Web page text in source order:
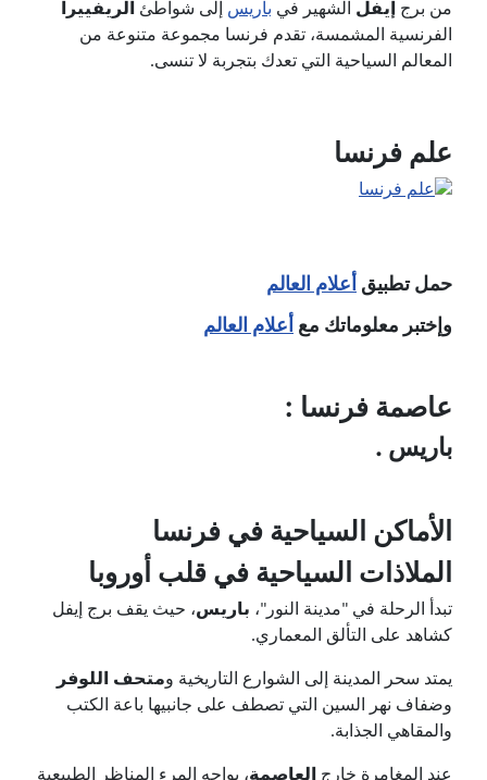
من برج إيفل الشهير في باريس إلى شواطئ
الريفييرا
الفرنسية المشمسة، تقدم فرنسا مجموعة متنوعة من
المعالم السياحية التي تعدك بتجربة لا تنسى.
علم فرنسا
حمل تطبيق أعلام العالم
وإختبر معلوماتك مع أعلام العالم
عاصمة فرنسا :
باريس .
الأماكن السياحية في فرنسا
الملاذات السياحية في قلب أوروبا
تبدأ الرحلة في "مدينة النور"، باريس، حيث يقف برج إيفل
كشاهد على التألق المعماري.
يمتد سحر المدينة إلى الشوارع التاريخية ومتحف اللوفر
وضفاف نهر السين التي تصطف على جانبيها باعة الكتب
والمقاهي الجذابة.
عند المغامرة خارج العاصمة، يواجه المرء المناظر الطبيعية